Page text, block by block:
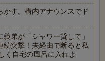
かす。構内アナウンスでド
弟が「シャワー貸して」
続突撃！夫経由で断ると私
く自宅の風呂に入れよ